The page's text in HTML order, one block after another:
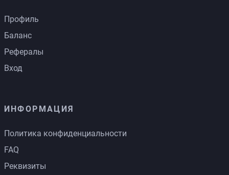
Профиль
Баланс
Рефералы
Вход
ИНФОРМАЦИЯ
Политика конфиденциальности
FAQ
Реквизиты